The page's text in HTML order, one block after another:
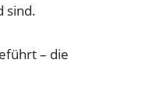
sind.
– die